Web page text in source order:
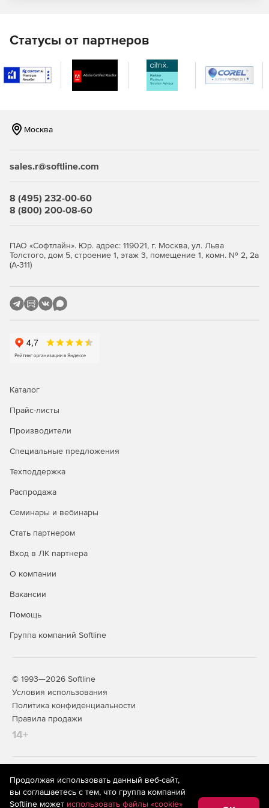
Store по доступной цене.
Статусы от партнеров
Москва
sales.r@softline.com
8 (495) 232-00-60
8 (800) 200-08-60
ПАО «Софтлайн». Юр. адрес: 119021, г. Москва, ул. Льва
Толстого, дом 5, строение 1, этаж 3, помещение 1, комн. № 2, 2а
(А-311)
Каталог
Прайс-листы
Производители
Специальные предложения
Техподдержка
Распродажа
Семинары и вебинары
Стать партнером
Вход в ЛК партнера
О компании
Вакансии
Помощь
Группа компаний Softline
© 1993—2026 Softline
Условия использования
Политика конфиденциальности
Правила продажи
14+
На информационном ресурсе store.softline.ru применяются
рекомендательные технологии
(информационные технологии
предоставления информации на основе сбора,
Продолжая использовать данный веб-сайт,
вы соглашаетесь с тем, что группа компаний
Softline может использовать файлы «cookie»